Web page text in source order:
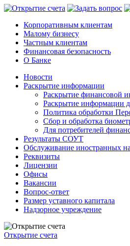
Корпоративным клиентам
Малому бизнесу
Частным клиентам
Финансовая безопасность
О Банке
Новости
Раскрытие информации
Раскрытие финансовой
Раскрытие информации
Политика обработки
Сбор и обработка
Для потребителей
Результаты СОУТ
Обслуживание иностранных
Реквизиты
Лицензии
Офисы
Вакансии
Вопрос-ответ
Размер уставного капитала
Надзорное учреждение
Открытие счета